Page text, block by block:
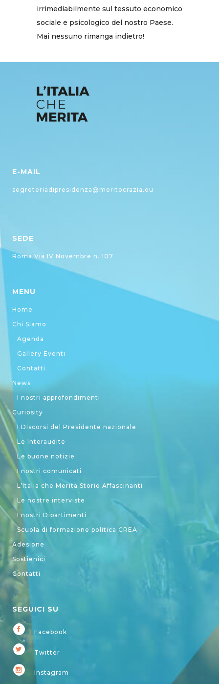
irrimediabilmente sul tessuto economico
sociale e psicologico del nostro Paese.
Mai nessuno rimanga indietro!
E-MAIL
segreteriadipresidenza@meritocrazia.eu
SEDE
Roma Via IV Novembre n. 107
MENU
Home
Chi Siamo
Agenda
Gallery Eventi
Contatti
News
I nostri approfondimenti
Curiosity
I Discorsi del Presidente nazionale
Le Interaudite
Le buone notizie
I nostri comunicati
L’Italia che Merita Storie Affascinanti
Le nostre interviste
I nostri Dipartimenti
Scuola di formazione politica CREA
Adesione
Sostienici
Contatti
SEGUICI SU
Facebook
Twitter
Instagram